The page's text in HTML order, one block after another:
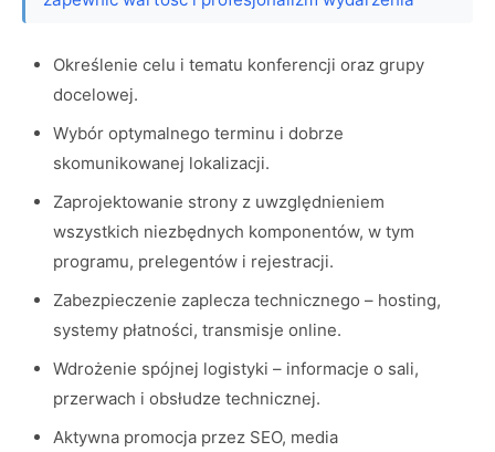
Określenie celu i tematu konferencji oraz grupy
docelowej.
Wybór optymalnego terminu i dobrze
skomunikowanej lokalizacji.
Zaprojektowanie strony z uwzględnieniem
wszystkich niezbędnych komponentów, w tym
programu, prelegentów i rejestracji.
Zabezpieczenie zaplecza technicznego – hosting,
systemy płatności, transmisje online.
Wdrożenie spójnej logistyki – informacje o sali,
przerwach i obsłudze technicznej.
Aktywna promocja przez SEO, media